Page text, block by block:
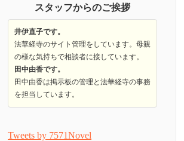
スタッフからのご挨拶
井伊直子です。
法華経寺のサイト管理をしています。母親
の様な気持ちで相談者に接しています。
田中由香です。
田中由香は掲示板の管理と法華経寺の事務
を担当しています。
Tweets by 7571Novel